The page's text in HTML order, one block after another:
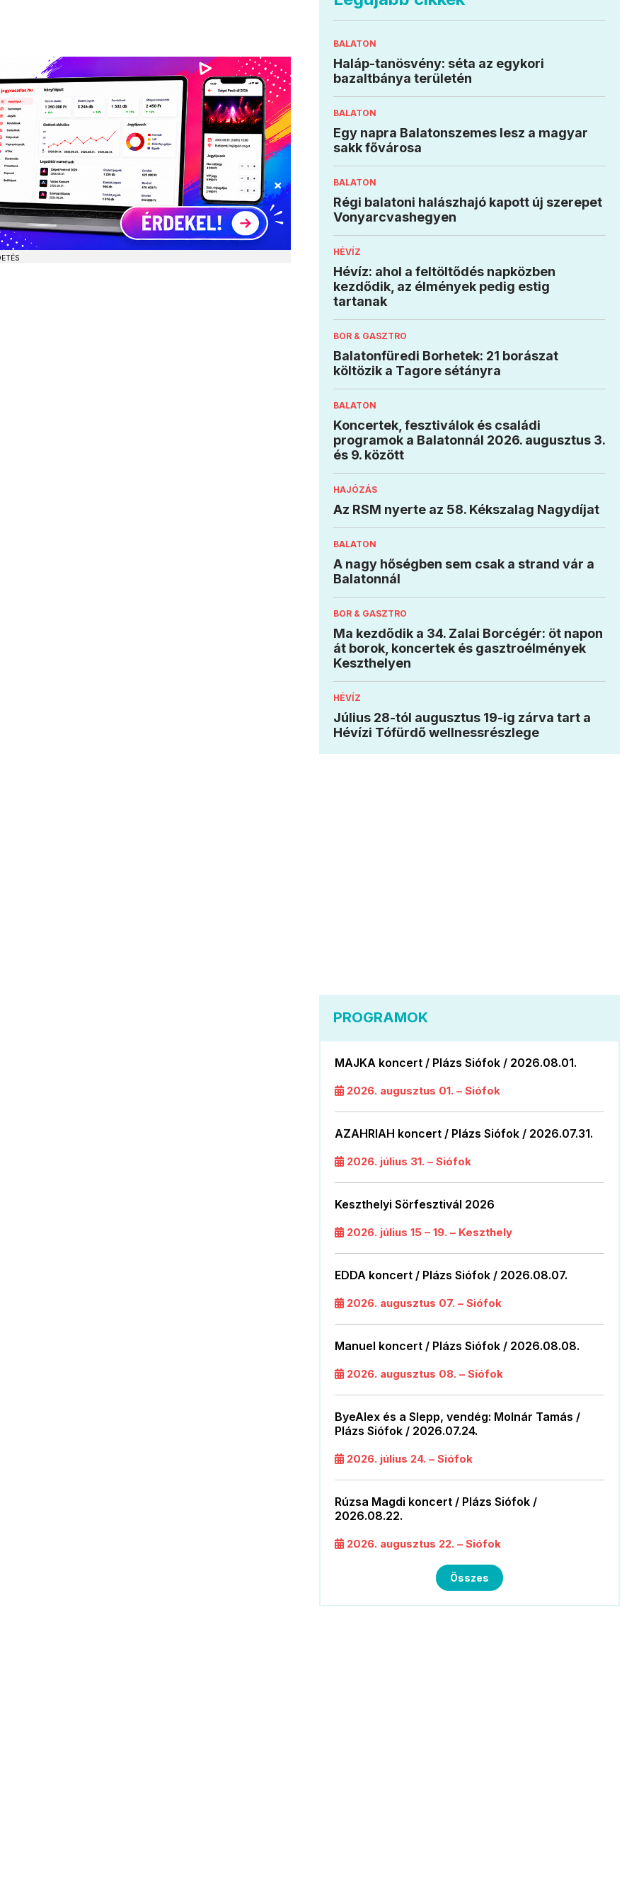
BALATON
Haláp-tanösvény: séta az egykori
bazaltbánya területén
BALATON
Egy napra Balatonszemes lesz a magyar
sakk fővárosa
BALATON
Régi balatoni halászhajó kapott új szerepet
Vonyarcvashegyen
HÉVÍZ
Hévíz: ahol a feltöltődés napközben
kezdődik, az élmények pedig estig
tartanak
BOR & GASZTRO
Balatonfüredi Borhetek: 21 borászat
költözik a Tagore sétányra
BALATON
Koncertek, fesztiválok és családi
programok a Balatonnál 2026. augusztus 3.
és 9. között
HAJÓZÁS
Az RSM nyerte az 58. Kékszalag Nagydíjat
BALATON
A nagy hőségben sem csak a strand vár a
Balatonnál
BOR & GASZTRO
Ma kezdődik a 34. Zalai Borcégér: öt napon
át borok, koncertek és gasztroélmények
Keszthelyen
HÉVÍZ
Július 28-tól augusztus 19-ig zárva tart a
Hévízi Tófürdő wellnessrészlege
PROGRAMOK
MAJKA koncert / Plázs Siófok / 2026.08.01.
2026. augusztus 01. – Siófok
AZAHRIAH koncert / Plázs Siófok / 2026.07.31.
2026. július 31. – Siófok
Keszthelyi Sörfesztivál 2026
2026. július 15 – 19. – Keszthely
EDDA koncert / Plázs Siófok / 2026.08.07.
2026. augusztus 07. – Siófok
Manuel koncert / Plázs Siófok / 2026.08.08.
2026. augusztus 08. – Siófok
ByeAlex és a Slepp, vendég: Molnár Tamás /
Plázs Siófok / 2026.07.24.
2026. július 24. – Siófok
Rúzsa Magdi koncert / Plázs Siófok /
2026.08.22.
2026. augusztus 22. – Siófok
Összes